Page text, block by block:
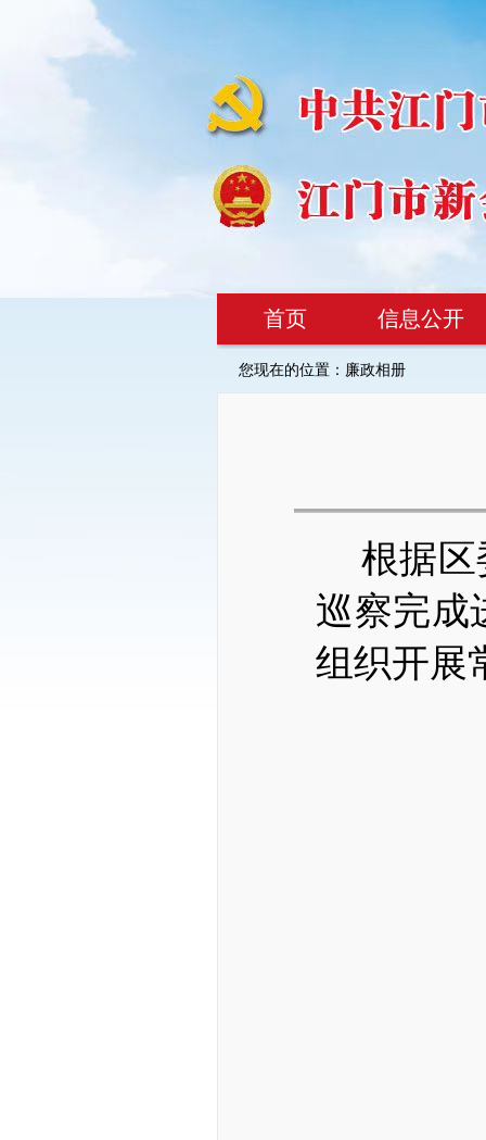
首页 信息公开
您现在的位置： 廉政相册
根据
巡察完成
组织开展